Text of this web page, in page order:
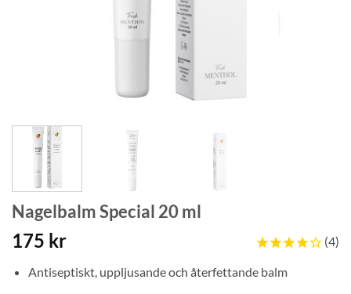
Nagelbalm Special 20 ml
4
175 kr
Antiseptiskt, uppljusande och återfettande balm